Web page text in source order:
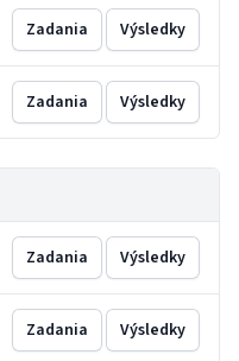
Zadania Výsledky
Zadania Výsledky
Zadania Výsledky
Zadania Výsledky